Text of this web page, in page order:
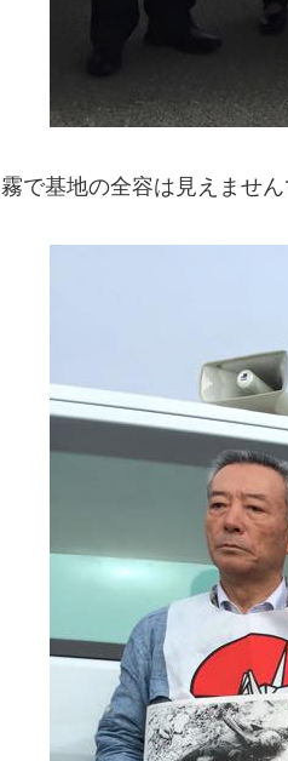
霧で基地の全容は見えませ